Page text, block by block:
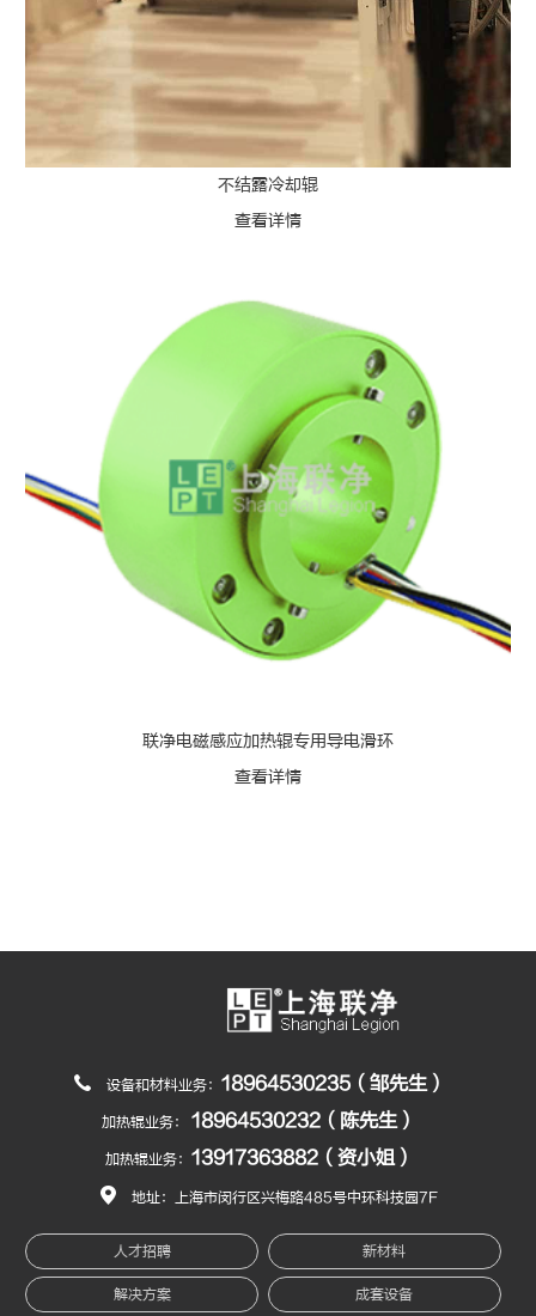
不结露冷却辊
查看详情
联净电磁感应加热辊专用导电滑环
查看详情
设备和材料业务： 18964530235（邹先生）
加热辊业务： 18964530232（陈先生）
加热辊业务： 13917363882（资小姐）
地址：上海市闵行区兴梅路485号中环科技园7F
人才招聘 新材料
解决方案 成套设备